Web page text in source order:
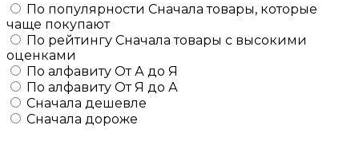
По популярности Сначала товары, которые
чаще покупают
По рейтингу Сначала товары с высокими
оценками
По алфавиту От А до Я
По алфавиту От Я до А
Сначала дешевле
Сначала дороже